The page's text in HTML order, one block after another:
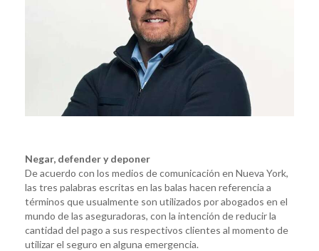
Negar, defender y deponer
De acuerdo con los medios de comunicación en Nueva York,
las tres palabras escritas en las balas hacen referencia a
términos que usualmente son utilizados por abogados en el
mundo de las aseguradoras, con la intención de reducir la
cantidad del pago a sus respectivos clientes al momento de
utilizar el seguro en alguna emergencia.